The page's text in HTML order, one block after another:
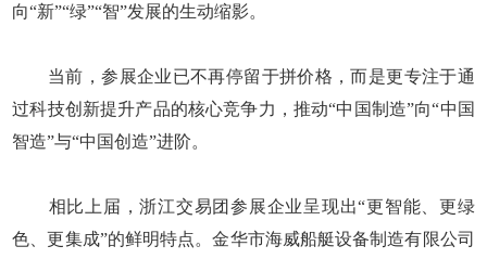
向“新”“绿”“智”发展的生动缩影。
当前，参展企业已不再停留于拼价格，而是更专注于通
过科技创新提升产品的核心竞争力，推动“中国制造”向“中国
智造”与“中国创造”进阶。
相比上届，浙江交易团参展企业呈现出“更智能、更绿
色、更集成”的鲜明特点。金华市海威船艇设备制造有限公司